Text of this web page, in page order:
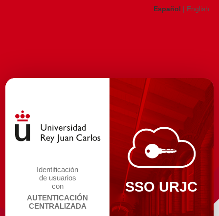
Español | English
Identificación
de usuarios
con
AUTENTICACIÓN
CENTRALIZADA
SSO URJC